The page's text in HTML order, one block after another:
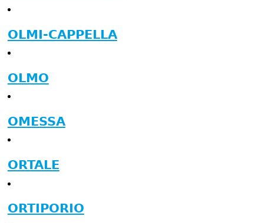
OLMI-CAPPELLA
OLMO
OMESSA
ORTALE
ORTIPORIO